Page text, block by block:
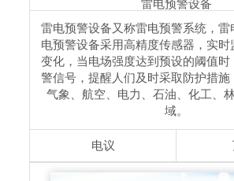
雷电预警设备
雷电预警设备又称雷电预警系统，雷
电预警设备采用高精度传感器，实时
变化，当电场强度达到预设的阈值时
警信号，提醒人们及时采取防护措施
气象、航空、电力、石油、化工、
域。
电议